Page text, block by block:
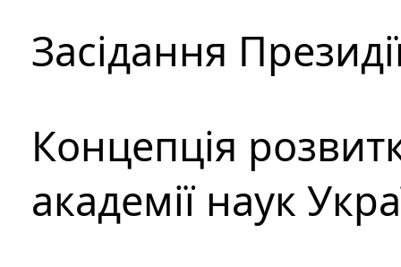
Засідання
Концепція
академії наук